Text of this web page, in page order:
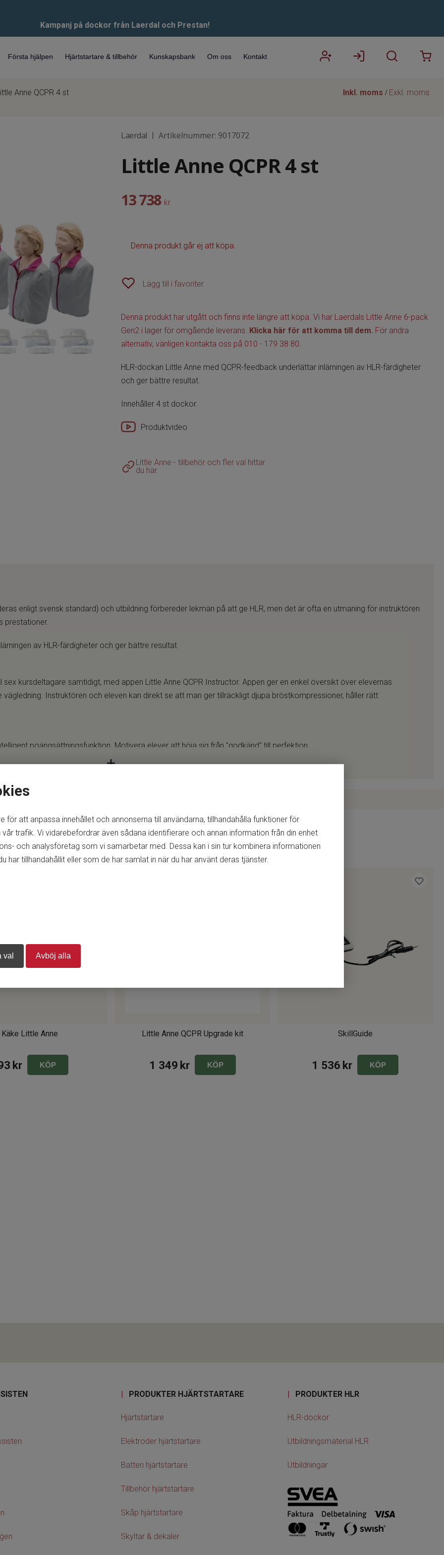
för att anpassa innehållet och annonserna till användarna, tillhandahålla funktioner för
trafik. Vi vidarebefordrar även sådana identifierare och annan information från din enhet
och analysföretag som vi samarbetar med. Dessa kan i sin tur kombinera informationen
har tillhandahållit eller som de har samlat in när du har använt deras tjänster.
val Avböj alla
Kampanj på dockor från Laerdal och Prestan!
Första hjälpen Hjärtstartare & tillbehör Kunskapsbank Om oss Kontakt
Anne QCPR 4 st Inkl. moms / Exkl. moms
Laerdal | Artikelnummer: 9017072
Little Anne QCPR 4 st
13 738 kr
Denna produkt går ej att köpa.
Lägg till i favoriter
Denna produkt har utgått och finns inte längre att köpa. Vi har Laerdals Little Anne 6-pack
Gen2 i lager för omgående leverans. Klicka här för att komma till dem. För andra
alternativ, vänligen kontakta oss på 010 - 179 38 80.
HLR-dockan Little Anne med QCPR-feedback underlättar inlärningen av HLR-färdigheter
och ger bättre resultat.
Innehåller 4 st dockor.
Produktvideo
Little Anne - tillbehör och fler val hittar
du här
enligt svensk standard) och utbildning förbereder lekmän på att ge HLR, men det är ofta en utmaning för instruktören
prestationer.
av HLR-färdigheter och ger bättre resultat.
kursdeltagare samtidigt, med appen Little Anne QCPR Instructor. Appen ger en enkel översikt över elevernas
Instruktören och eleven kan direkt se att man ger tillräckligt djupa bröstkompressioner, håller rätt
poängsättningsfunktion. Motivera elever att höja sig från "godkänd" till perfektion.
Bluetooth Smart en-klicksanslutning. Inbyggda vägledningar och instruktionsvideor.
Flera deltagare kan dessutom använda appen tillsammans och instruera varandra.
Käke Little Anne
kr KÖP
Little Anne QCPR Upgrade kit
1 349 kr KÖP
SkillGuide
1 536 kr KÖP
| PRODUKTER HJÄRTSTARTARE
Hjärtstartare
Elektroder hjärtstartare
Batteri hjärtstartare
Tillbehör hjärtstartare
Skåp hjärtstartare
Skyltar & dekaler
| PRODUKTER HLR
HLR-dockor
Utbildningsmaterial HLR
Utbildningar